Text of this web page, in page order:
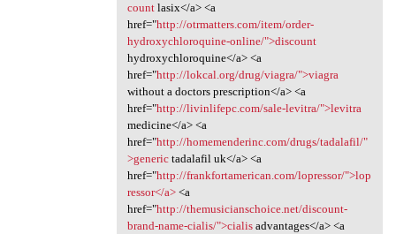
countlasix</a> <a
href="http://otrmatters.com/item/order-
hydroxychloroquine-online/">discount
hydroxychloroquine</a> <a
href="http://lokcal.org/drug/viagra/">viagra
without a doctors prescription</a> <a
href="http://livinlifepc.com/sale-levitra/">levitra
medicine</a> <a
href="http://homemenderinc.com/drugs/tadalafil/"
>generictadalafil uk</a> <a
href="http://frankfortamerican.com/lopressor/">lop
ressor</a><a
href="http://themusicianschoice.net/discount-
brand-name-cialis/">cialisadvantages</a> <a